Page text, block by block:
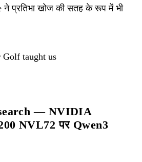
ने प्रतिभा खोज की सतह के रूप में भी
Golf taught us
— NVIDIA
NVL72 पर Qwen3